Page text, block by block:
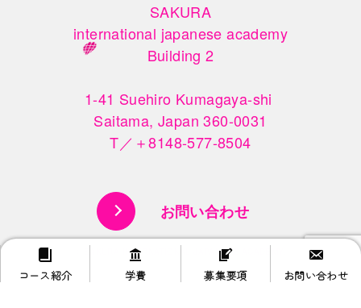
SAKURA
international japanese academy
Building 2
1-41 Suehiro Kumagaya-shi
Saitama, Japan 360-0031
T／＋8148-577-8504
お問い合わせ
© SAKURA INTERNATIONAL JAPANESE ACADEMY.
コース紹介 学費 募集要項 お問い合わせ